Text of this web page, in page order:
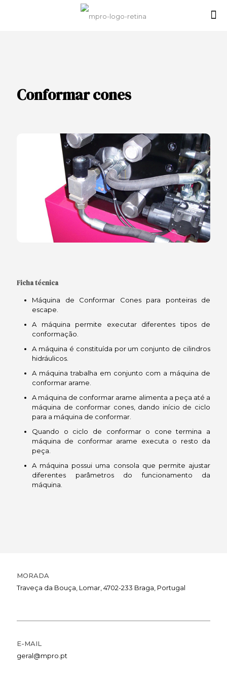
Conformar cones
Ficha técnica
Máquina de Conformar Cones para ponteiras de
escape.
A máquina permite executar diferentes tipos de
conformação.
A máquina é constituída por um conjunto de cilindros
hidráulicos.
A máquina trabalha em conjunto com a máquina de
conformar arame.
A máquina de conformar arame alimenta a peça até a
máquina de conformar cones, dando início de ciclo
para a máquina de conformar.
Quando o ciclo de conformar o cone termina a
máquina de conformar arame executa o resto da
peça.
A máquina possui uma consola que permite ajustar
diferentes parâmetros do funcionamento da
máquina.
MORADA
Traveça da Bouça, Lomar, 4702-233 Braga, Portugal
E-MAIL
geral@mpro.pt